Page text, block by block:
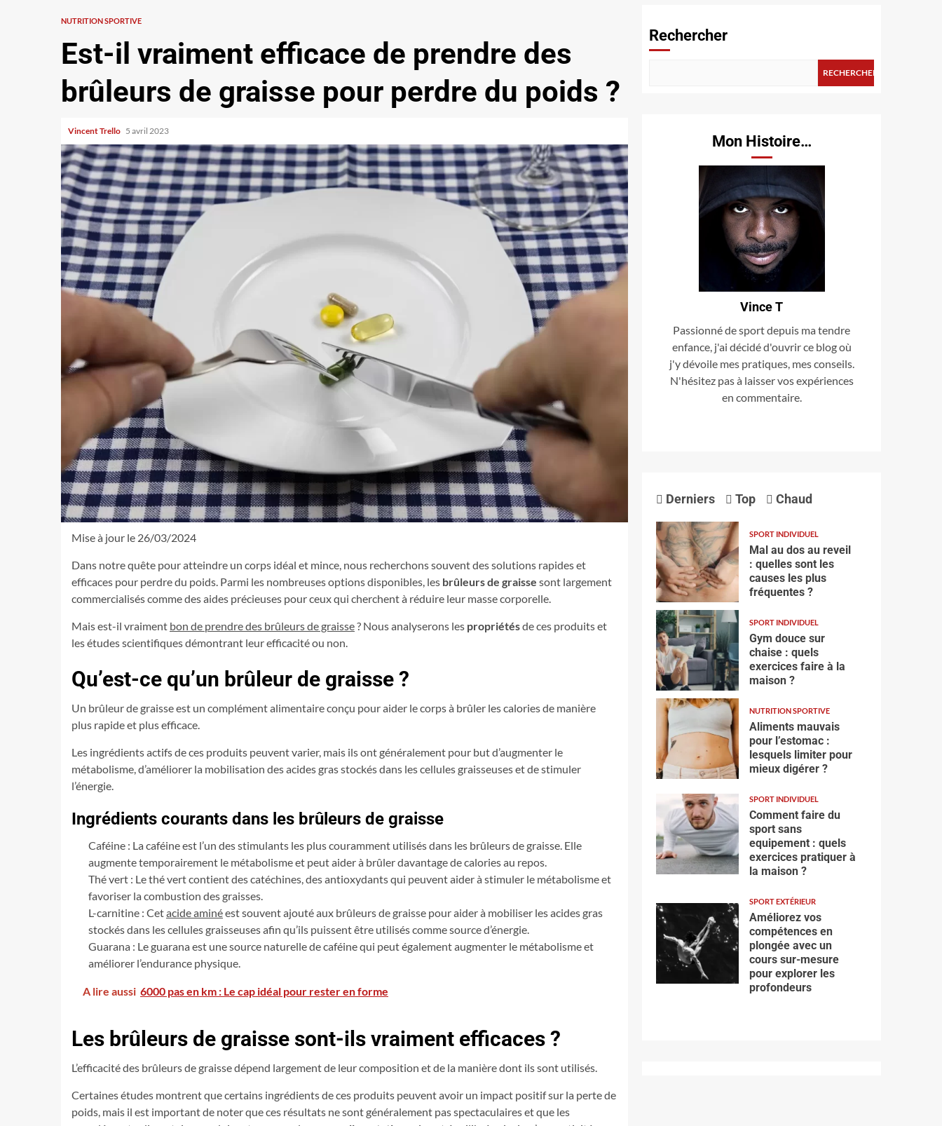
NUTRITION SPORTIVE
Est-il vraiment efficace de prendre des
brûleurs de graisse pour perdre du poids ?
Vincent Trello 5 avril 2023
Mise à jour le 26/03/2024
Dans notre quête pour atteindre un corps idéal et mince, nous recherchons souvent des solutions rapides et
efficaces pour perdre du poids. Parmi les nombreuses options disponibles, les brûleurs de graisse sont largement
commercialisés comme des aides précieuses pour ceux qui cherchent à réduire leur masse corporelle.
Mais est-il vraiment bon de prendre des brûleurs de graisse? Nous analyserons les propriétésde ces produits et
les études scientifiques démontrant leur efficacité ou non.
Qu’est-ce qu’un brûleur de graisse ?
Un brûleur de graisse est un complément alimentaire conçu pour aider le corps à brûler les calories de manière
plus rapide et plus efficace.
Les ingrédients actifs de ces produits peuvent varier, mais ils ont généralement pour but d’augmenter le
métabolisme, d’améliorer la mobilisation des acides gras stockés dans les cellules graisseuses et de stimuler
l’énergie.
Ingrédients courants dans les brûleurs de graisse
Caféine : La caféine est l’un des stimulants les plus couramment utilisés dans les brûleurs de graisse. Elle
augmente temporairement le métabolisme et peut aider à brûler davantage de calories au repos.
Thé vert : Le thé vert contient des catéchines, des antioxydants qui peuvent aider à stimuler le métabolisme et
favoriser la combustion des graisses.
L-carnitine : Cetacide aminéest souvent ajouté aux brûleurs de graisse pour aider à mobiliser les acides gras
stockés dans les cellules graisseuses afin qu’ils puissent être utilisés comme source d’énergie.
Guarana : Le guarana est une source naturelle de caféine qui peut également augmenter le métabolisme et
améliorer l’endurance physique.
A lire aussi 6000 pas en km : Le cap idéal pour rester en forme
Les brûleurs de graisse sont-ils vraiment efficaces ?
L’efficacité des brûleurs de graisse dépend largement de leur composition et de la manière dont ils sont utilisés.
Certaines études montrent que certains ingrédients de ces produits peuvent avoir un impact positif sur la perte de
poids, mais il est important de noter que ces résultats ne sont généralement pas spectaculaires et que les
Rechercher
RECHERCHER
Mon Histoire…
Vince T
Passionné de sport depuis ma tendre
enfance, j'ai décidé d'ouvrir ce blog où
j'y dévoile mes pratiques, mes conseils.
N'hésitez pas à laisser vos expériences
en commentaire.
Derniers Top Chaud
SPORT INDIVIDUEL
Mal au dos au reveil
: quelles sont les
causes les plus
fréquentes ?
SPORT INDIVIDUEL
Gym douce sur
chaise : quels
exercices faire à la
maison ?
NUTRITION SPORTIVE
Aliments mauvais
pour l’estomac :
lesquels limiter pour
mieux digérer ?
SPORT INDIVIDUEL
Comment faire du
sport sans
equipement : quels
exercices pratiquer à
la maison ?
SPORT EXTÉRIEUR
Améliorez vos
compétences en
plongée avec un
cours sur-mesure
pour explorer les
profondeurs